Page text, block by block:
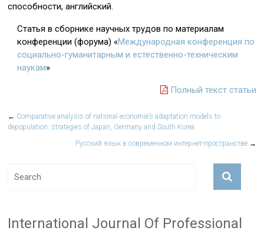
способности, английский.
Статья в сборнике научных трудов по материалам
конференции (форума) «Международная конференция по
социально-гуманитарным и естественно-техническим
наукам»
Полный текст статьи
← Comparative analysis of national economie’s adaptation models to
depopulation: strategies of Japan, Germany and South Korea
Русский язык в современном интернет-пространстве →
International Journal Of Professional